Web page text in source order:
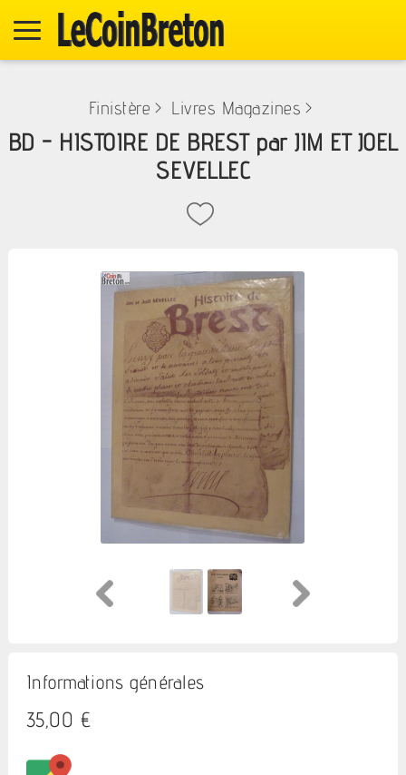
Finistère > Livres Magazines >
BD - HISTOIRE DE BREST par JIM ET JOEL
SEVELLEC
Informations générales
35,00 €